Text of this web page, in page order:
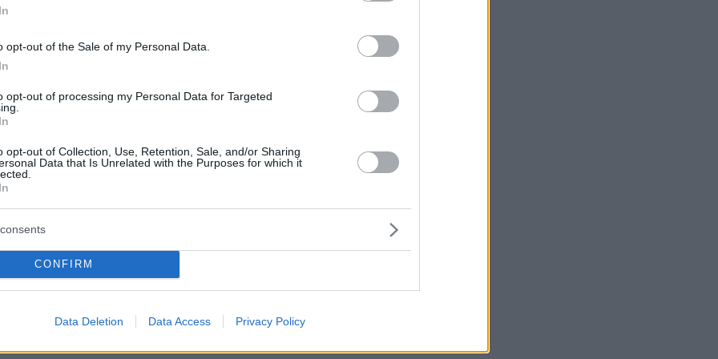
opt-out of the Sale of my Personal Data.
opt-out of processing my Personal Data for Targeted
opt-out of Collection, Use, Retention, Sale, and/or Sharing
Data that Is Unrelated with the Purposes for which it
CONFIRM
Data Deletion Data Access Privacy Policy
τραγουδιστή με αφορμή την ονομασία της
Λατινοπούλου με
«Εγώ θα τους λέω γύφτους»
γύφτικη ομορφιά, μήπως η
αγόρασε χαλί από γύφτο και
πλήρωσε;»
«γύφτοι» - Ο τραγουδιστής της επιτέθηκε
την ίδια να απαντά «από γύφτο δεν περίμενα κάτι